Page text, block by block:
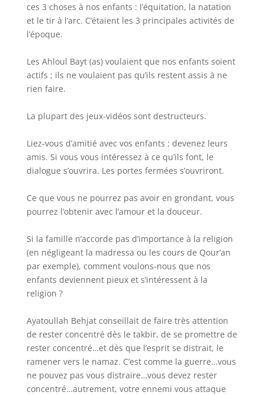
ces 3 choses à nos enfants : l’équitation, la natation
et le tir à l’arc. C’étaient les 3 principales activités de
l’époque.
Les Ahloul Bayt (as) voulaient que nos enfants soient
actifs ; ils ne voulaient pas qu’ils restent assis à ne
rien faire.
La plupart des jeux-vidéos sont destructeurs.
Liez-vous d’amitié avec vos enfants ; devenez leurs
amis. Si vous vous intéressez à ce qu’ils font, le
dialogue s’ouvrira. Les portes fermées s’ouvriront.
Ce que vous ne pourrez pas avoir en grondant, vous
pourrez l’obtenir avec l’amour et la douceur.
Si la famille n’accorde pas d’importance à la religion
(en négligeant la madressa ou les cours de Qour’an
par exemple), comment voulons-nous que nos
enfants deviennent pieux et s’intéressent à la
religion ?
Ayatoullah Behjat conseillait de faire très attention
de rester concentré dès le takbir, de se promettre de
rester concentré…et dès que l’esprit se distrait, le
ramener vers le namaz. C’est comme la guerre…vous
ne pouvez pas vous distraire…vous devez rester
concentré…autrement, votre ennemi vous attaque